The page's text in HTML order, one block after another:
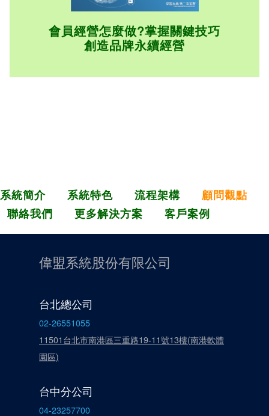
會員經營怎麼做?掌握關鍵技巧
創造品牌永續經營
系統簡介 系統特色 流程架構
顧問觀點
聯絡我們
更多解決方案 客戶案例
偉盟系統股份有限公司
台北總公司
02-26551055
11501台北市南港區三重路19-11號13樓(南港軟體
園區)
台中分公司
04-23257700